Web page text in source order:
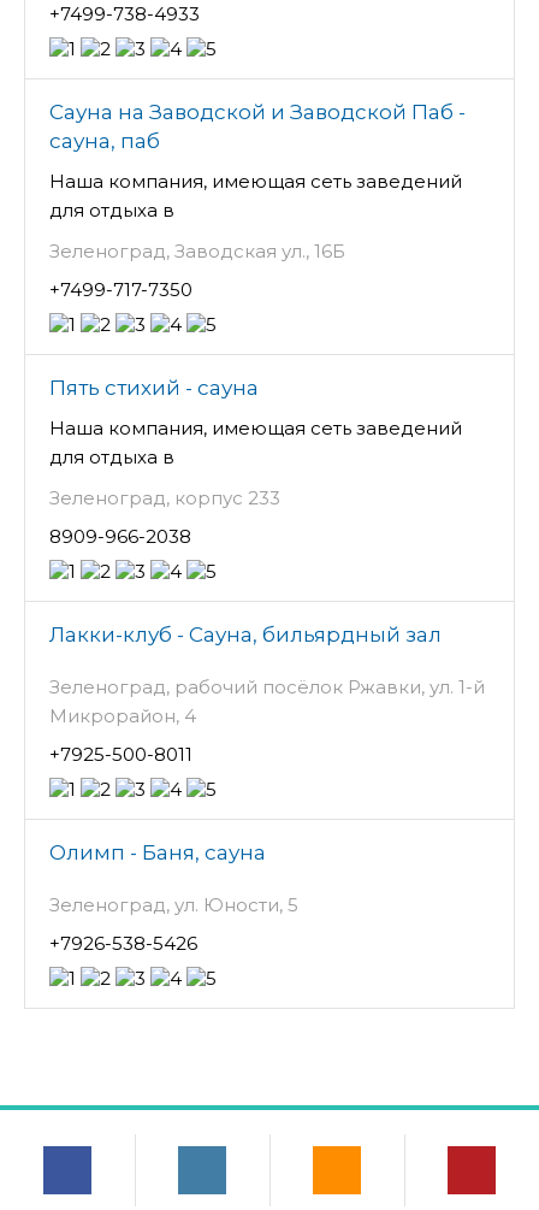
+7499-738-4933
Сауна на Заводской и Заводской Паб -
сауна, паб
Наша компания, имеющая сеть заведений
для отдыха в
Зеленоград, Заводская ул., 16Б
+7499-717-7350
Пять стихий - сауна
Наша компания, имеющая сеть заведений
для отдыха в
Зеленоград, корпус 233
8909-966-2038
Лакки-клуб - Сауна, бильярдный зал
Зеленоград, рабочий посёлок Ржавки, ул. 1-й
Микрорайон, 4
+7925-500-8011
Олимп - Баня, сауна
Зеленоград, ул. Юности, 5
+7926-538-5426